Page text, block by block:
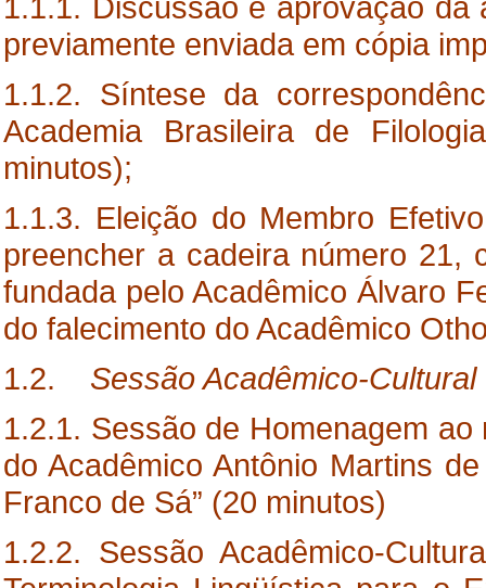
previamente enviada em cópia
1.1.2. Síntese da
Academia Brasileira de
minutos);
1.1.3. Eleição do Membro
preencher a cadeira número 21,
fundada pelo Acadêmico Álvaro
do falecimento do Acadêmico
1.2. Sessão Acadêmico-Cultural
1.2.1. Sessão de Homenagem
do Acadêmico Antônio Martins
Franco de Sá” (20 minutos)
1.2.2. Sessão Acadêmico-